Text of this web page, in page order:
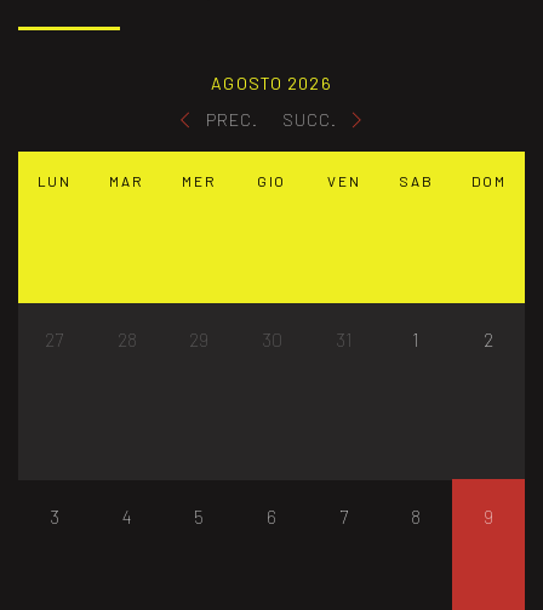
PREC.
AGOSTO 2026
SUCC.
LUN MAR MER GIO VEN SAB DOM
27 28 29 30 31 1 2
3 4 5 6 7 8 9